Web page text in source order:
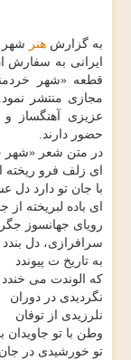
به گزارشهنر شهر
ایرانی به سفارش
قطعه «شهر
مجازی منتشر
عزیزی آهنگساز و
حضور دارند.
در متن شعر «شهر
ای زلف فرو ریخته
با جان تو دارد دل
ای باده لبریخته از
رویای جهانسوز
سرافرازی، دل بندد
به تاریخ ت پیوندد
كه الوندت می
نگردیدی در دوران
نلرزیدی از توفان
وطن با تو جاویدان
تو خورشیدی در